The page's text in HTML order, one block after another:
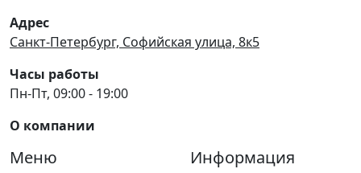
Адрес
Санкт-Петербург, Софийская улица, 8к5
Часы работы
Пн-Пт, 09:00 - 19:00
О компании
Меню Информация